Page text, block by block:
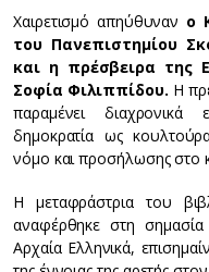
Χαιρετισμό απηύθυναν ο
του Πανεπιστημίου
και η πρέσβειρα της
Σοφία Φιλιππίδου. Η
παραμένει διαχρονικά
δημοκρατία ως
νόμο και προσήλωσης στο
Η μεταφράστρια του
αναφέρθηκε στη
Αρχαία Ελληνικά,